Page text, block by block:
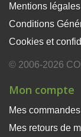
Mentions légales
Conditions
Cookies et
© 2006-2026
Mon compte
Mes commandes
Mes retours de